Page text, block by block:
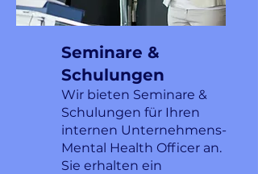
Seminare &
Schulungen
Wir bieten Seminare &
Schulungen für Ihren
internen Unternehmens-
Mental Health Officer an.
Sie erhalten ein